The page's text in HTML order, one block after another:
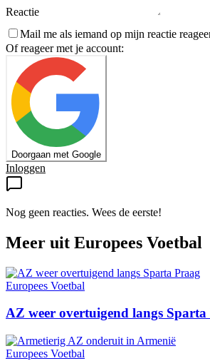
Reactie
Mail me als iemand op mijn reactie
Of reageer met je account:
Doorgaan met Google
Inloggen
Nog geen reacties. Wees de eerste!
Meer uit Europees Voetbal
Europees Voetbal
AZ weer overtuigend langs Sparta
Europees Voetbal